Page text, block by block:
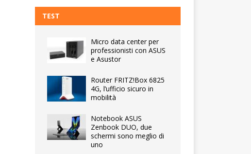
TEST
Micro data center per
professionisti con ASUS
e Asustor
Router FRITZ!Box 6825
4G, l’ufficio sicuro in
mobilità
Notebook ASUS
Zenbook DUO, due
schermi sono meglio di
uno